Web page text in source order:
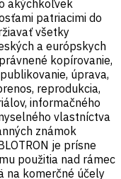
akýchkoľvek
patriacimi do
všetky
a európskych
kopírovanie,
úprava,
reprodukcia,
informačného
vlastníctva
známok
je prísne
použitia nad rámec
na komerčné účely